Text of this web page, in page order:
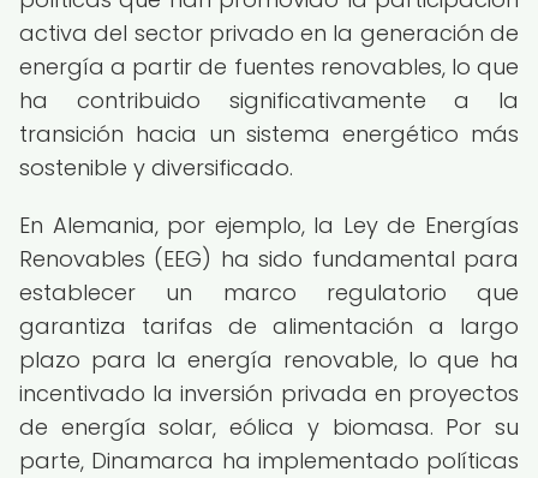
activa del sector privado en la generación de
energía a partir de fuentes renovables, lo que
ha contribuido significativamente a la
transición hacia un sistema energético más
sostenible y diversificado.
En Alemania, por ejemplo, la Ley de Energías
Renovables (EEG) ha sido fundamental para
establecer un marco regulatorio que
garantiza tarifas de alimentación a largo
plazo para la energía renovable, lo que ha
incentivado la inversión privada en proyectos
de energía solar, eólica y biomasa. Por su
parte, Dinamarca ha implementado políticas